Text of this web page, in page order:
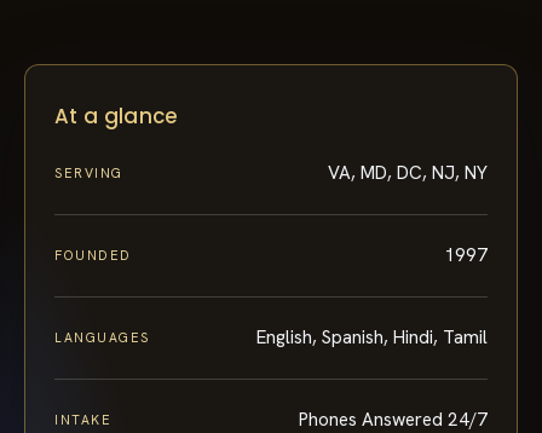
At a glance
SERVING VA, MD, DC, NJ, NY
FOUNDED 1997
LANGUAGES English, Spanish, Hindi, Tamil
INTAKE Phones Answered 24/7